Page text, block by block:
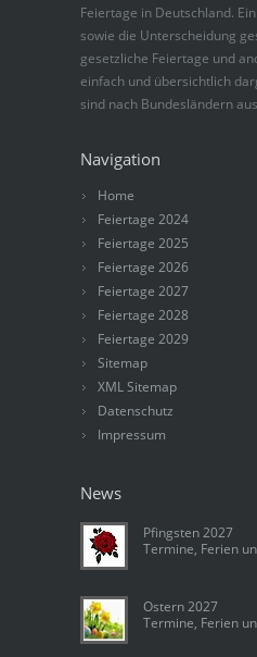
Feiertage in Deutschland.
sowie die Unterscheidung
gesetzliche Feiertage und
einfach und übersichtlich
sind nach Bundesländern
Navigation
Home
Feiertage 2024
Feiertage 2025
Feiertage 2026
Feiertage 2027
Feiertage 2028
Feiertage 2029
Sitemap
XML Sitemap
Datenschutz
Impressum
News
Pfingsten 2027
Termine, Ferien
Ostern 2027
Termine, Ferien